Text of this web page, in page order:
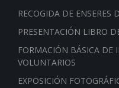
RECOGIDA DE ENSERES
PRESENTACIÓN LIBRO
FORMACIÓN BÁSICA DE
VOLUNTARIOS
EXPOSICIÓN